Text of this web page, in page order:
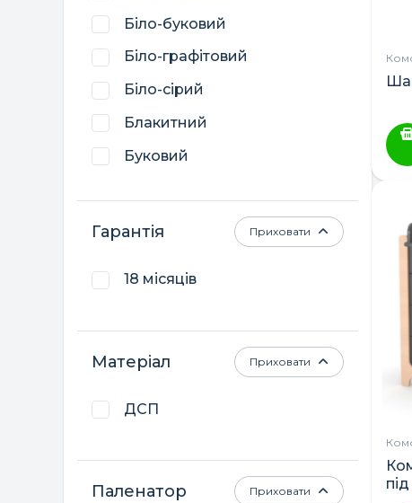
Біло-буковий
Біло-графітовий
Біло-сірий
Блакитний
Буковий
Графітовий
Зелений
Капучино-білий
Рожевий
Слонова кістка
Гарантія
18 місяців
Приховати
Матеріал
ДСП
Приховати
Паленатор Приховати